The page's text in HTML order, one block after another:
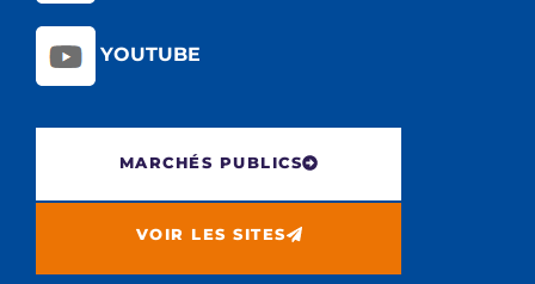
YOUTUBE
MARCHÉS PUBLICS
VOIR LES SITES